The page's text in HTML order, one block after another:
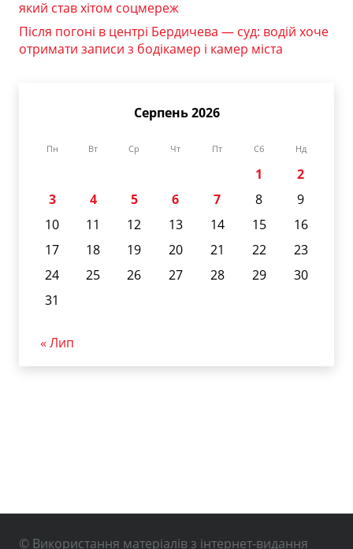
який став хітом соцмереж
Після погоні в центрі Бердичева — суд: водій хоче
отримати записи з бодікамер і камер міста
Серпень 2026
Пн Вт Ср Чт Пт Сб Нд
1
2
3
4 5 6 7 8
9
10
11 12 13 14 15
16
17
18 19 20 21 22
23
24
25 26 27 28 29
30
31
« Лип
© Використання матеріалів з інтернет-видання